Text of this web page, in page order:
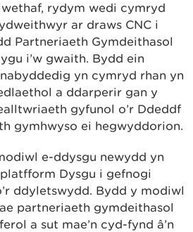
rydym wedi cymryd
ar draws CNC i
Partneriaeth Gymdeithasol
i’w gwaith. Bydd ein
yn cymryd rhan yn
a ddarperir gan y
gyfunol o’r Ddeddf
gymhwyso ei hegwyddorion.
e-ddysgu newydd yn
Dysgu i gefnogi
ddyletswydd. Bydd y modiwl
partneriaeth gymdeithasol
a sut mae’n cyd-fynd â’n